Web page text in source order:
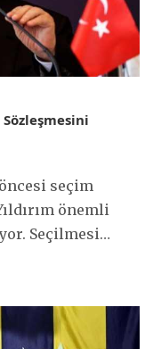
Sözleşmesini
seçim
önemli
Seçilmesi…